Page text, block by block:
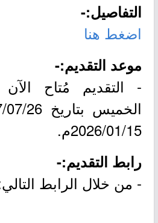
التفاصيل:-
اضغط هنا
موعد التقديم:-
- التقديم مُتاح
2026/01/15م.
رابط التقديم:-
- من خلال الرابط